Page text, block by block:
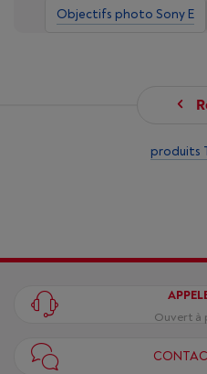
Objectifs photo Sony E
produits
Ouvert à